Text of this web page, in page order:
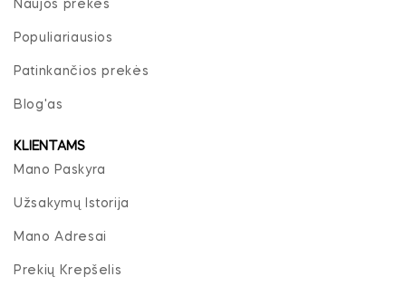
Naujos prekės
Populiariausios
Patinkančios prekės
Blog'as
KLIENTAMS
Mano Paskyra
Užsakymų Istorija
Mano Adresai
Prekių Krepšelis